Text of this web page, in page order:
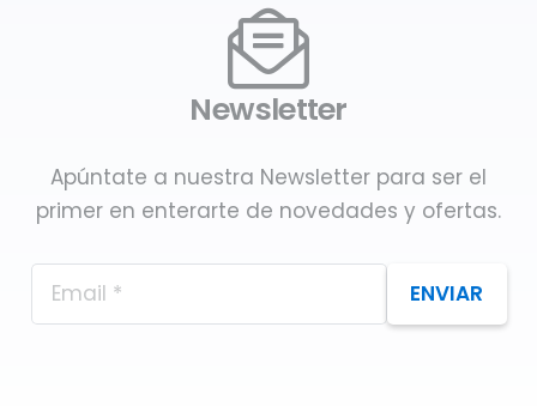
Newsletter
Apúntate a nuestra Newsletter para ser el
primer en enterarte de novedades y ofertas.
ENVIAR